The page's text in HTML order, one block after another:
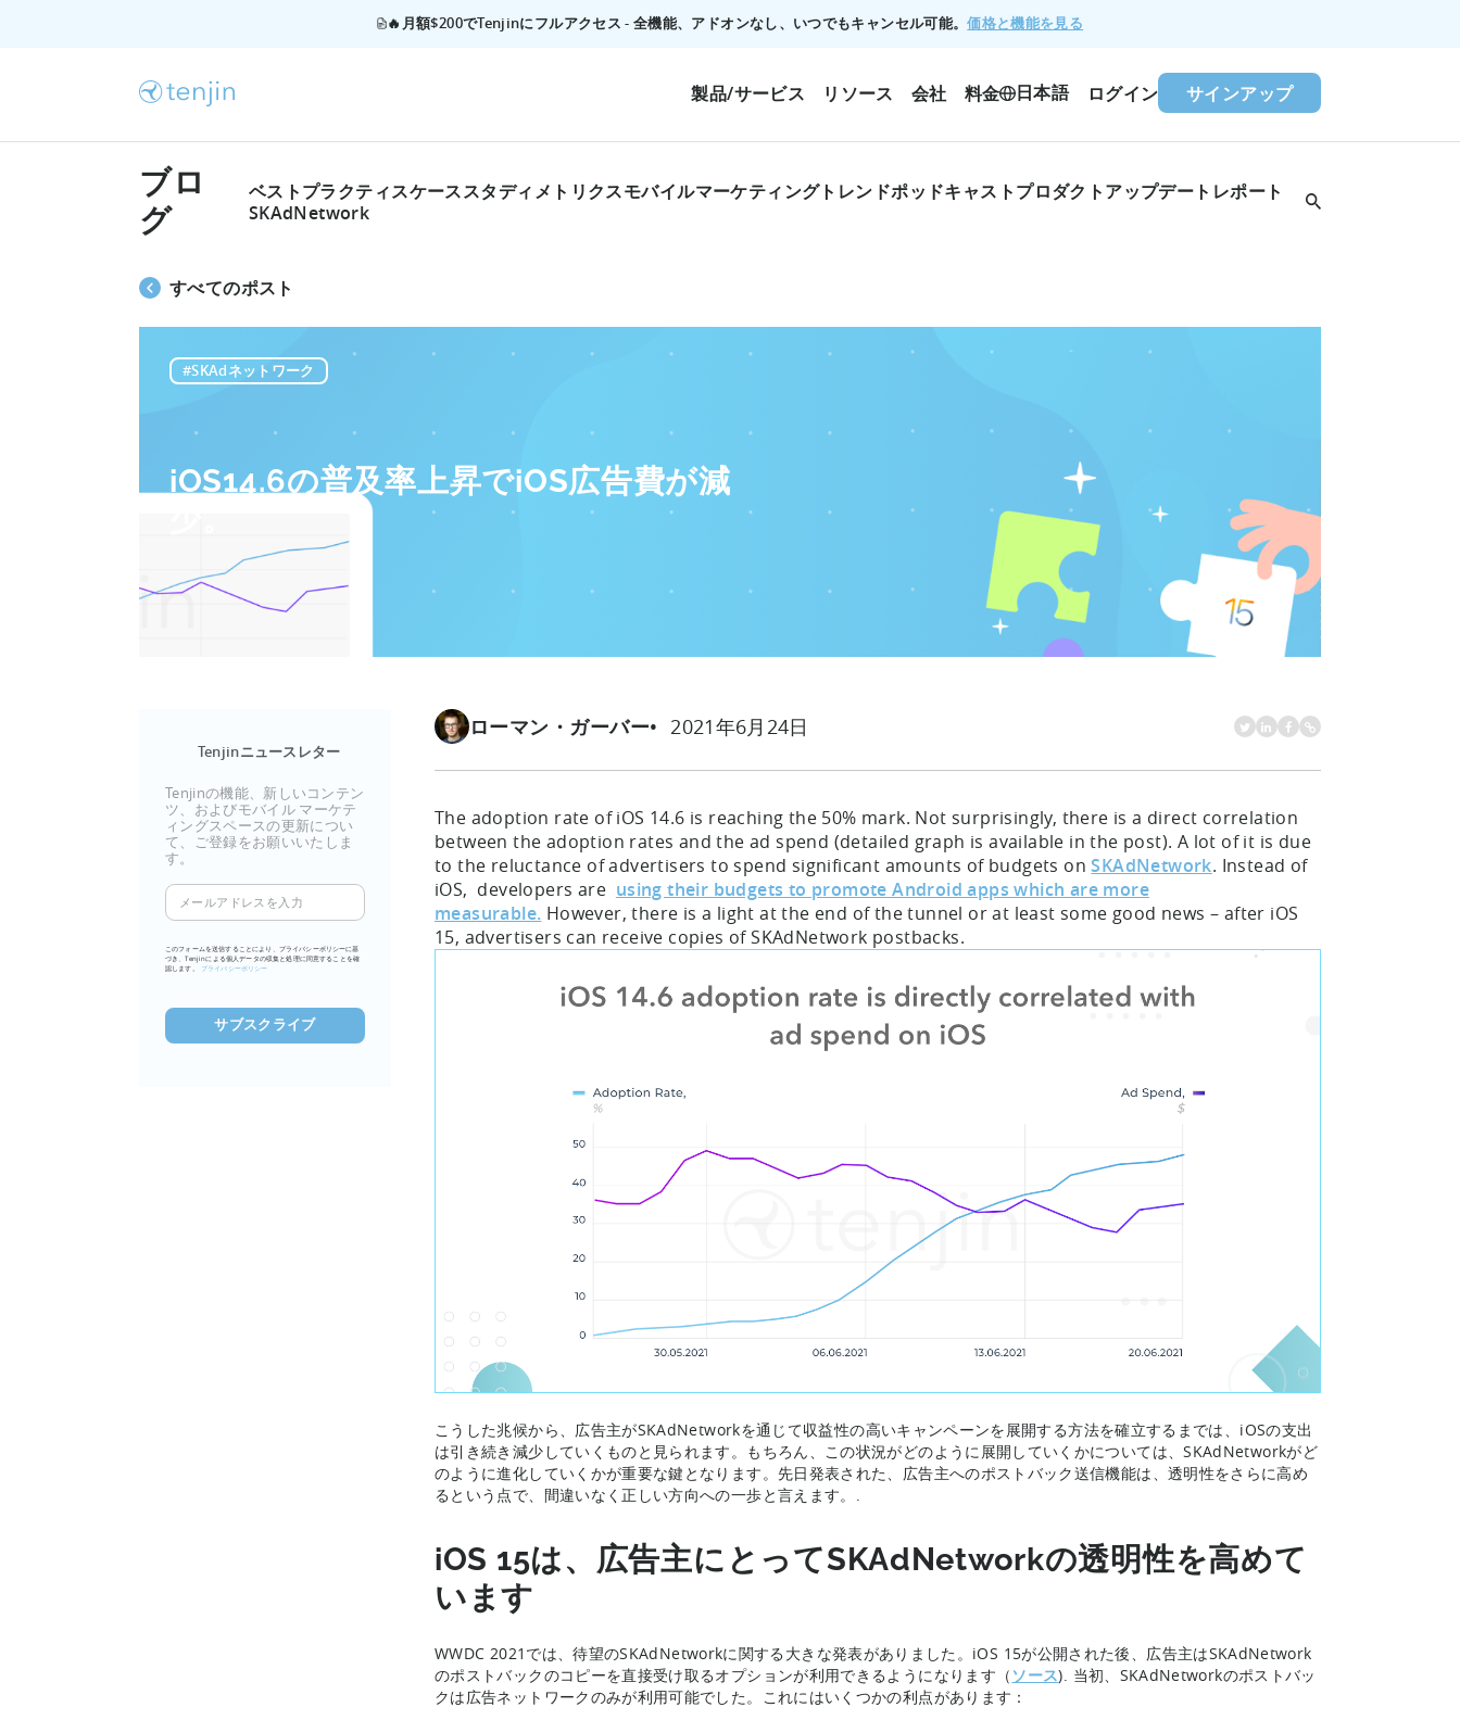
🔥月額$200でTenjinにフルアクセス - 全機能、アドオンなし、いつでもキャンセル可能。価格と機能を見る
製品/サービス リソース 会社 料金 日本語 ログイン サインアップ
ブロ
グ
ベストプラクティスケーススタディメトリクスモバイルマーケティングトレンドポッドキャストプロダクトアップデート レポート
SKAdNetwork
すべてのポスト
#SKAdネットワーク
iOS14.6の普及率上昇でiOS広告費が減
Tenjinニュースレター
Tenjinの機能、新しいコンテン
ツ、およびモバイル マーケテ
ィングスペースの更新につい
て、ご登録をお願いいたしま
す。
メ
ー
ル
ア
レ
ス
このフォームを送信することにより、プライバシーポリシーに基
づき、Tenjinによる個人データの収集と処理に同意することを確
認します。 プライバシーポリシー
ローマン・ガーバー 2021年6月24日
The adoption rate of iOS 14.6 is reaching the 50% mark. Not surprisingly, there is a direct correlation
between the adoption rates and the ad spend (detailed graph is available in the post). A lot of it is due
to the reluctance of advertisers to spend significant amounts of budgets onSKAdNetwork. Instead of
iOS, developers are using their budgets to promote Android apps which are more
measurable. However, there is a light at the end of the tunnel or at least some good news – after iOS
15, advertisers can receive copies of SKAdNetwork postbacks.
こうした兆候から、広告主がSKAdNetworkを通じて収益性の高いキャンペーンを展開する方法を確立するまでは、iOSの支出
は引き続き減少していくものと見られます。もちろん、この状況がどのように展開していくかについては、SKAdNetworkがど
のように進化していくかが重要な鍵となります。先日発表された、広告主へのポストバック送信機能は、透明性をさらに高め
るという点で、間違いなく正しい方向への一歩と言えます。.
iOS 15は、広告主にとってSKAdNetworkの透明性を高めて
います
WWDC 2021では、待望のSKAdNetworkに関する大きな発表がありました。iOS 15が公開された後、広告主はSKAdNetwork
のポストバックのコピーを直接受け取るオプションが利用できるようになります（ ソース). 当初、SKAdNetworkのポストバッ
クは広告ネットワークのみが利用可能でした。これにはいくつかの利点があります：